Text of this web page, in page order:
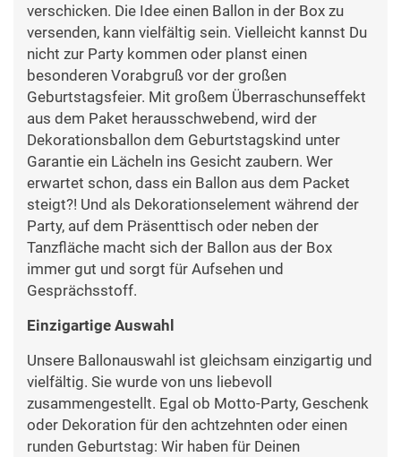
verschicken. Die Idee einen Ballon in der Box zu
versenden, kann vielfältig sein. Vielleicht kannst Du
nicht zur Party kommen oder planst einen
besonderen Vorabgruß vor der großen
Geburtstagsfeier. Mit großem Überraschunseffekt
aus dem Paket herausschwebend, wird der
Dekorationsballon dem Geburtstagskind unter
Garantie ein Lächeln ins Gesicht zaubern. Wer
erwartet schon, dass ein Ballon aus dem Packet
steigt?! Und als Dekorationselement während der
Party, auf dem Präsenttisch oder neben der
Tanzfläche macht sich der Ballon aus der Box
immer gut und sorgt für Aufsehen und
Gesprächsstoff.
Einzigartige Auswahl
Unsere Ballonauswahl ist gleichsam einzigartig und
vielfältig. Sie wurde von uns liebevoll
zusammengestellt. Egal ob Motto-Party, Geschenk
oder Dekoration für den achtzehnten oder einen
runden Geburtstag: Wir haben für Deinen